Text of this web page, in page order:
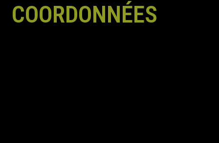
COORDONNÉES